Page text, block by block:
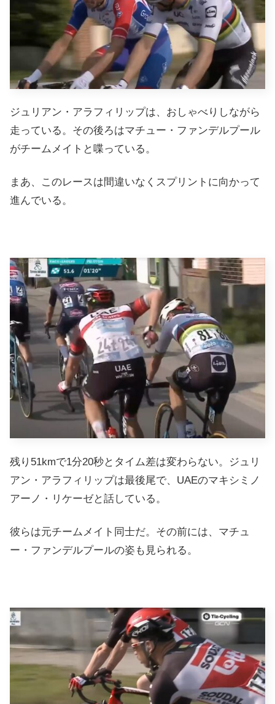
ジュリアン・アラフィリップは、おしゃべりしながら
走っている。その後ろはマチュー・ファンデルプール
がチームメイトと喋っている。
まあ、このレースは間違いなくスプリントに向かって
進んでいる。
残り51kmで1分20秒とタイム差は変わらない。ジュリ
アン・アラフィリップは最後尾で、UAEのマキシミノ
アーノ・リケーゼと話している。
彼らは元チームメイト同士だ。その前には、マチュ
ー・ファンデルプールの姿も見られる。